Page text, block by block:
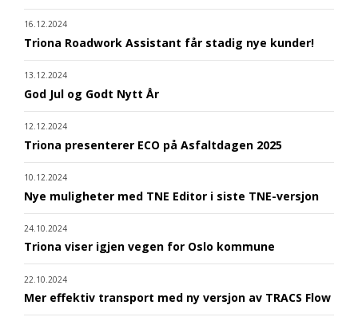
16.12.2024
Triona Roadwork Assistant får stadig nye kunder!
13.12.2024
God Jul og Godt Nytt År
12.12.2024
Triona presenterer ECO på Asfaltdagen 2025
10.12.2024
Nye muligheter med TNE Editor i siste TNE-versjon
24.10.2024
Triona viser igjen vegen for Oslo kommune
22.10.2024
Mer effektiv transport med ny versjon av TRACS Flow